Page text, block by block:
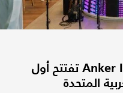
"انكر إنوفيشنز" Anker Innovations تفتتح أول
المتحدة